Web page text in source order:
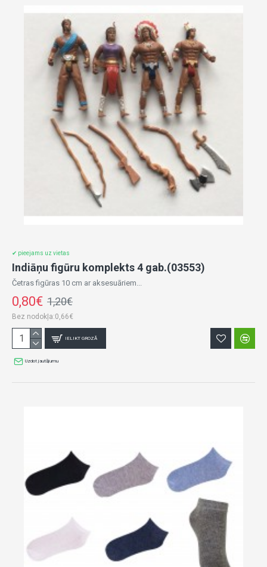
✔ pieejams uz vietas
Indiāņu figūru komplekts 4 gab.(03553)
Četras figūras 10 cm ar aksesuāriem...
0,80€ 1,20€
Bez nodokļa:0,66€
IELIKT GROZĀ
Uzdot jautājumu